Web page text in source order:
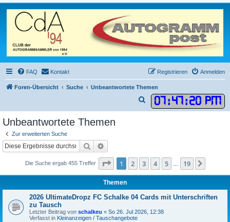
FAQ Kontakt Anmelden
Registrieren
Foren-Übersicht Suche Unbeantwortete Themen
07:47:20 PM
u
Unbeantwortete Themen
Zur erweiterten Suche
Suche
Die Suche ergab 455 Treffer Seite 1von 19
1 2 3 4 5 19
Themen
2026 UltimateDropz FC Schalke 04 Cards mit Unterschriften
zu Tausch
Letzter Beitrag von schalkeu « So 26. Jul 2026, 12:38
Verfasst in Kleinanzeigen / Tauschangebote